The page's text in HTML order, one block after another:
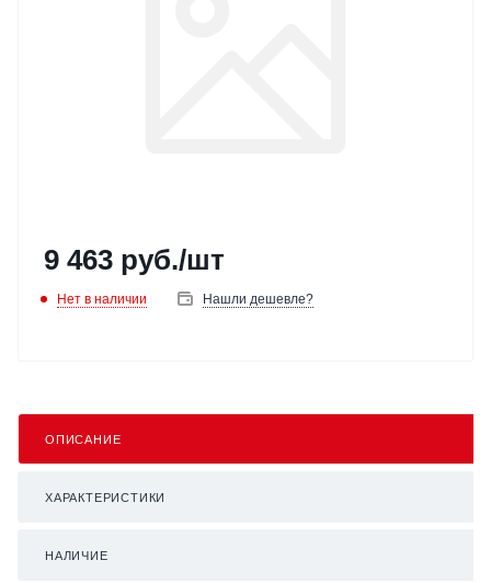
9 463 руб./шт
Нет в наличии Нашли дешевле?
ОПИСАНИЕ
ХАРАКТЕРИСТИКИ
НАЛИЧИЕ